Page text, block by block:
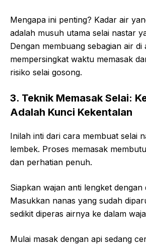
Mengapa ini penting? Kadar air
adalah musuh utama selai nastar
Dengan membuang sebagian air di
mempersingkat waktu memasak
risiko selai gosong.
3. Teknik Memasak Selai:
Adalah Kunci Kekentalan
Inilah inti dari cara membuat selai
lembek. Proses memasak
dan perhatian penuh.
Siapkan wajan anti lengket dengan
Masukkan nanas yang sudah
sedikit diperas airnya ke dalam
Mulai masak dengan api sedang